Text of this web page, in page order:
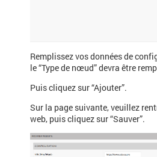
Remplissez vos données de
le “Type de nœud” devra être
Puis cliquez sur “Ajouter”.
Sur la page suivante, veuillez
web, puis cliquez sur “Sauver”.